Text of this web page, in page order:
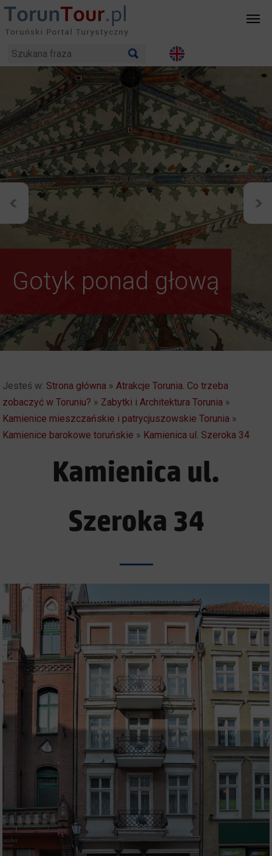
Gotyk ponad głową
Autentyczny i
Spektakularny. Toruń
Jesteś w: Strona główna »Atrakcje Torunia. Co trzeba
zobaczyć w Toruniu? » Zabytki i Architektura Torunia »
Kamienice mieszczańskie i patrycjuszowskie Torunia »
Kamienice barokowe toruńskie » Kamienica ul. Szeroka 34
Kamienica ul.
Szeroka 34